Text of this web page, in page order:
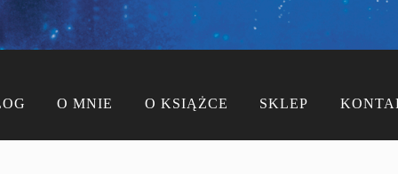
O MNIE O KSIĄŻCE SKLEP